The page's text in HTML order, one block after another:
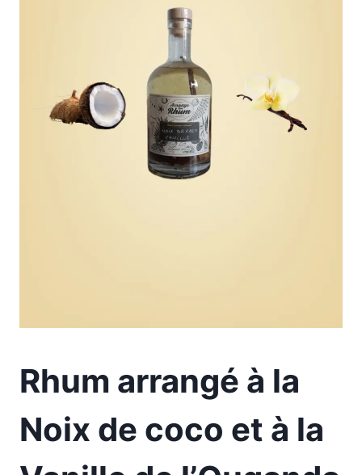
Rhum arrangé à la
Noix de coco et à la